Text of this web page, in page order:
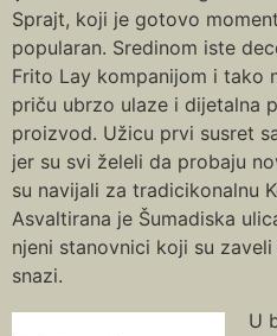
Sprajt, koji je gotovo
popularan. Sredinom iste
Frito Lay kompanijom i tako
priču ubrzo ulaze i dijetalna
proizvod. Užicu prvi susret
jer su svi želeli da probaju
su navijali za tradicikonalnu
Asvaltirana je Šumadiska
njeni stanovnici koji su
snazi.
U